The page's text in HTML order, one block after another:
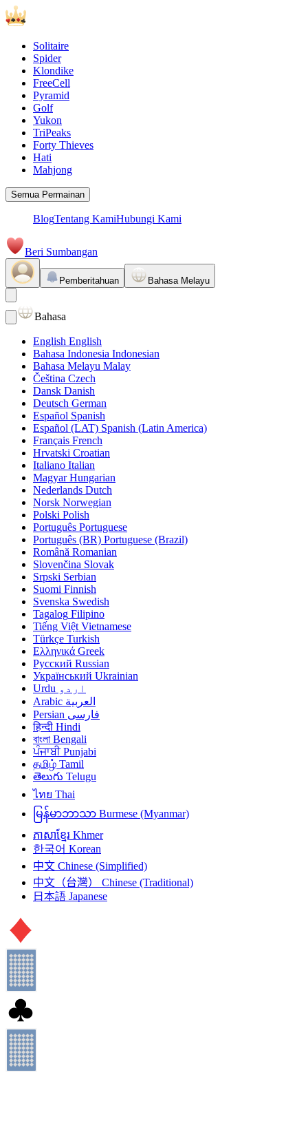
Solitaire
Spider
Klondike
FreeCell
Pyramid
Golf
Yukon
TriPeaks
Forty Thieves
Hati
Mahjong
Semua Permainan
BlogTentang KamiHubungi Kami
Beri Sumbangan
Pemberitahuan Bahasa Melayu
Bahasa
English English
Bahasa Indonesia Indonesian
Bahasa Melayu Malay
Čeština Czech
Dansk Danish
Deutsch German
Español Spanish
Español (LAT) Spanish (Latin America)
Français French
Hrvatski Croatian
Italiano Italian
Magyar Hungarian
Nederlands Dutch
Norsk Norwegian
Polski Polish
Português Portuguese
Português (BR) Portuguese (Brazil)
Română Romanian
Slovenčina Slovak
Srpski Serbian
Suomi Finnish
Svenska Swedish
Tagalog Filipino
Tiếng Việt Vietnamese
Türkçe Turkish
Ελληνικά Greek
Русский Russian
Український Ukrainian
اردو Urdu
العربية Arabic
فارسی Persian
हिन्दी Hindi
বাংলা Bengali
ਪੰਜਾਬੀ Punjabi
தமிழ் Tamil
తెలుగు Telugu
ไทย Thai
မြန်မာဘာသာ Burmese (Myanmar)
ភាសាខ្មែរ Khmer
한국어 Korean
中文 Chinese (Simplified)
中文（台灣）
Chinese (Traditional)
日本語 Japanese